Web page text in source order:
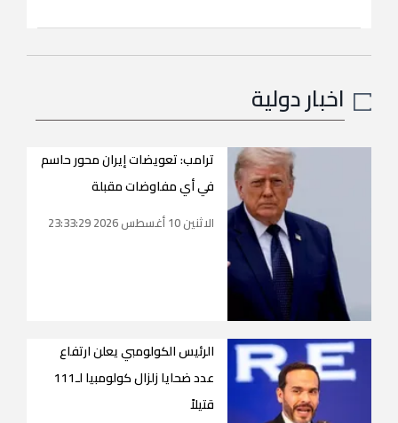
اخبار دولية
ترامب: تعويضات إيران محور حاسم
في أي مفاوضات مقبلة
الاثنين 10 أغسطس 2026 23:33:29
الرئيس الكولومبي يعلن ارتفاع
عدد ضحايا زلزال كولومبيا لـ111
قتيلاً